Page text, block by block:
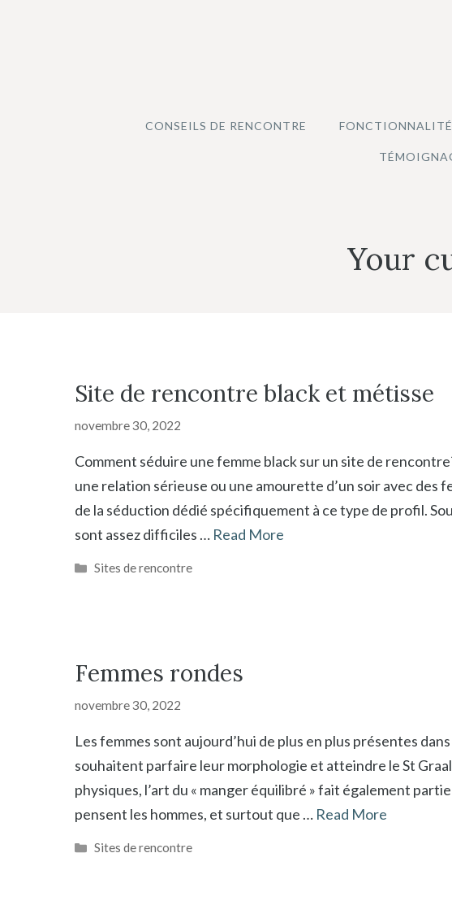
CONSEILS DE RENCONTRE
Your
Site de rencontre black et métisse
novembre 30, 2022
Comment séduire une femme black sur un site de
une relation sérieuse ou une amourette d’un soir avec des
de la séduction dédié spécifiquement à ce type de profil.
sont assez difficiles … Read More
Catégories
Sites de rencontre
Femmes rondes
novembre 30, 2022
Les femmes sont aujourd’hui de plus en plus présentes
souhaitent parfaire leur morphologie et atteindre le St
physiques, l’art du « manger équilibré » fait également
pensent les hommes, et surtout que … Read More
Catégories
Sites de rencontre